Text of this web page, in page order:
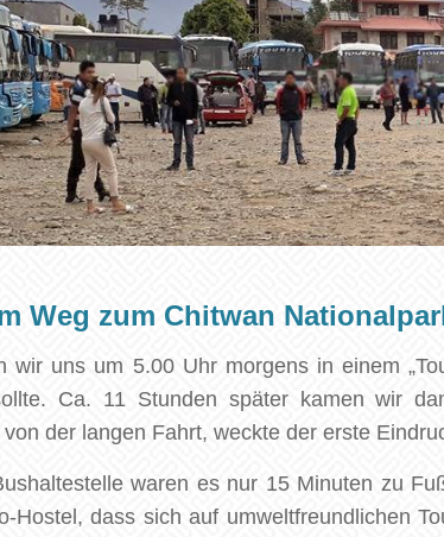
Weg zum Chitwan
wir uns um 5.00 Uhr morgens in einem
Ca. 11 Stunden später kamen wir
der langen Fahrt, weckte der erste
waren es nur 15 Minuten zu
Hostel, dass sich auf umweltfreundlichen